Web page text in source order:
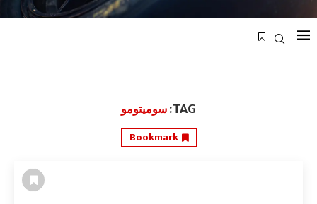
TAG: سوميتومو
Bookmark